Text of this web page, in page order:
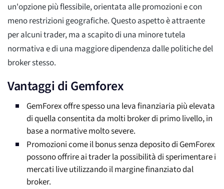
un'opzione più flessibile, orientata alle promozioni e con
meno restrizioni geografiche. Questo aspetto è attraente
per alcuni trader, ma a scapito di una minore tutela
normativa e di una maggiore dipendenza dalle politiche del
broker stesso.
Vantaggi di Gemforex
GemForex offre spesso una leva finanziaria più elevata
di quella consentita da molti broker di primo livello, in
base a normative molto severe.
Promozioni come il bonus senza deposito di GemForex
possono offrire ai trader la possibilità di sperimentare i
mercati live utilizzando il margine finanziato dal
broker.